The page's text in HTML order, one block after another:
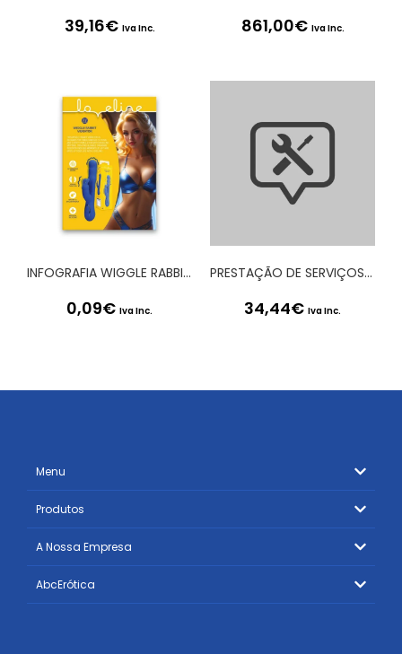
39,16€ Iva Inc. 861,00€ Iva Inc.
INFOGRAFIA WIGGLE RABBIT VIBRATOR LOVE120BLU EN LOVELINE
0,09€ Iva Inc.
PRESTAÇÃO DE SERVIÇOS – DOMÍNIO .PT
34,44€ Iva Inc.
Menu
Produtos
A Nossa Empresa
AbcErótica